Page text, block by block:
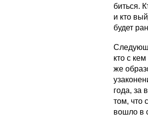
биться.
и кто
будет
кто с
же
года, за
том, что
вошло в